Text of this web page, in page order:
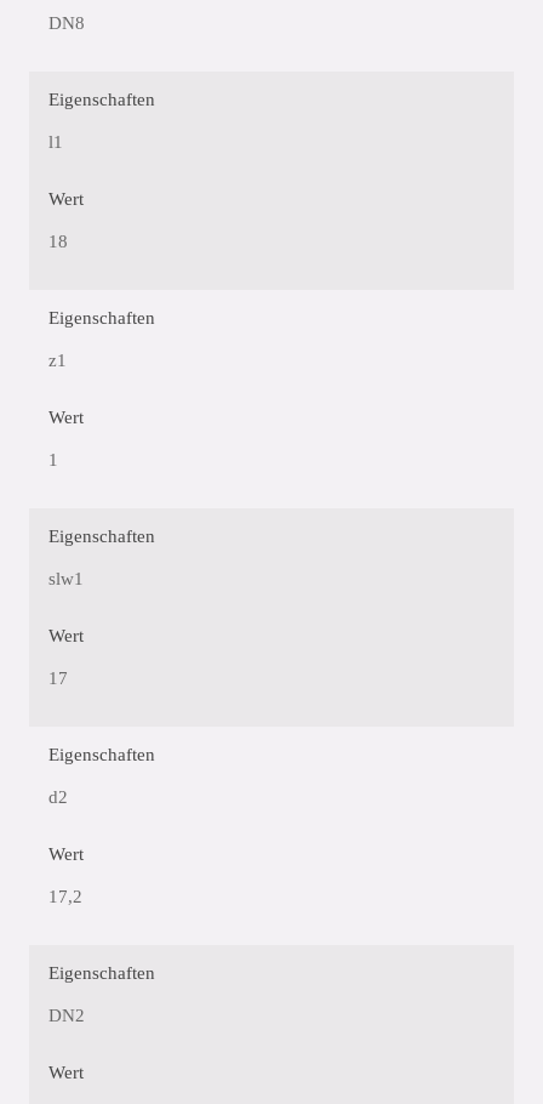
DN8
Eigenschaften
l1
Wert
18
Eigenschaften
z1
Wert
1
Eigenschaften
slw1
Wert
17
Eigenschaften
d2
Wert
17,2
Eigenschaften
DN2
Wert